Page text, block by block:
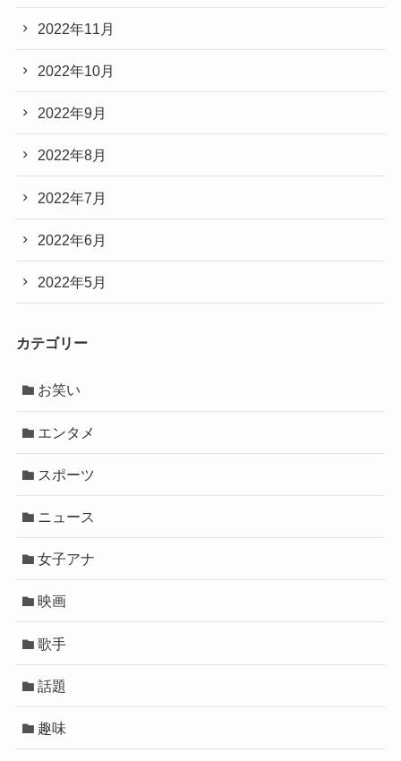
2022年11月
2022年10月
2022年9月
2022年8月
2022年7月
2022年6月
2022年5月
カテゴリー
お笑い
エンタメ
スポーツ
ニュース
女子アナ
映画
歌手
話題
趣味